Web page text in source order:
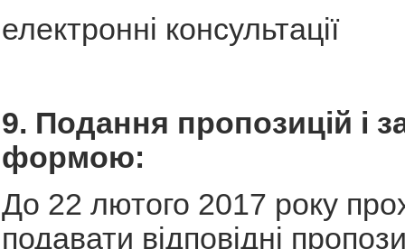
електронні консультації
9. Подання пропозицій і
формою:
До 22 лютого 2017 року
подавати відповідні